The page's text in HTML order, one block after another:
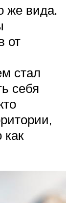
же вида.
от
стал
себя